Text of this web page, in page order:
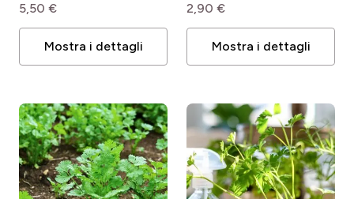
5,50 €
Mostra i dettagli
2,90 €
Mostra i dettagli